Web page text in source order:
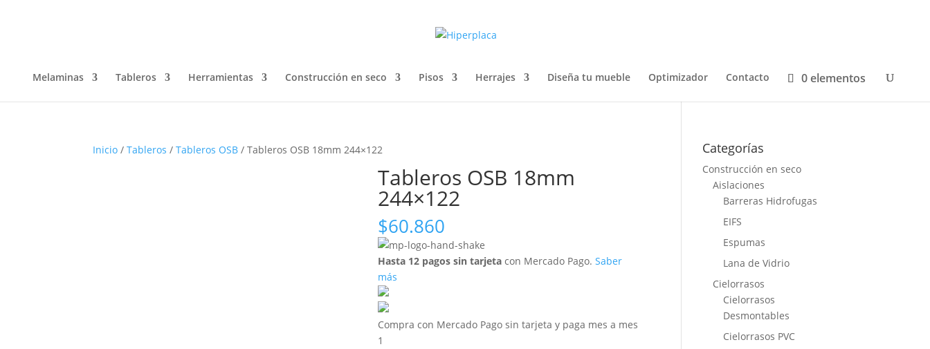
Melaminas Tableros Herramientas Construcción en seco Pisos Herrajes Diseña tu mueble Optimizador Contacto 0 elementos
Inicio /Tableros /Tableros OSB / Tableros OSB 18mm 244×122
Tableros OSB 18mm
244×122
$60.860
Hasta 12 pagos sin tarjeta con Mercado Pago. Saber
más
Compra con Mercado Pago sin tarjeta y paga mes a mes
1
Categorías
Construcción en seco
Aislaciones
Barreras Hidrofugas
EIFS
Espumas
Lana de Vidrio
Cielorrasos
Cielorrasos
Desmontables
Cielorrasos PVC